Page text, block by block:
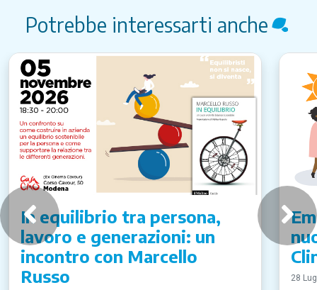
Potrebbe interessarti anche
In equilibrio tra persona,
lavoro e generazioni: un
incontro con Marcello
Russo
28